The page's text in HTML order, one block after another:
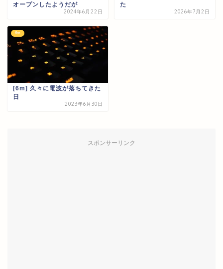
オープンしたようだが
2024年6月22日
た
2026年7月2日
6m
[6m] 久々に電波が落ちてきた
日
2023年6月30日
スポンサーリンク